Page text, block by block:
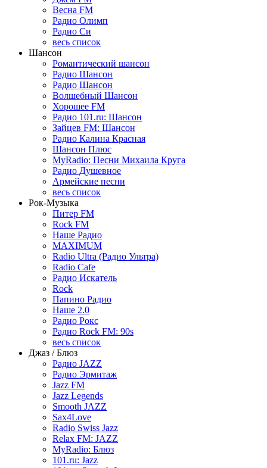
Весна FM
Радио Олимп
Радио Си
весь список
Шансон
Романтический шансон
Радио Шансон
Радио Шансон
Волшебный Шансон
Хорошее FM
Радио 101.ru: Шансон
Зайцев FM: Шансон
Радио Калина Красная
Шансон Плюс
MyRadio: Песни Михаила Круга
Радио Душевное
Армейские песни
весь список
Рок-Музыка
Питер FM
Rock FM
Наше Радио
MAXIMUM
Radio Ultra (Радио Ультра)
Radio Cafe
Радио Искатель
Rock
Папино Радио
Наше 2.0
Радио Рокс
Радио Rock FM: 90s
весь список
Джаз / Блюз
Радио JAZZ
Радио Эрмитаж
Jazz FM
Jazz Legends
Smooth JAZZ
Sax4Love
Radio Swiss Jazz
Relax FM: JAZZ
MyRadio: Блюз
101.ru: Jazz